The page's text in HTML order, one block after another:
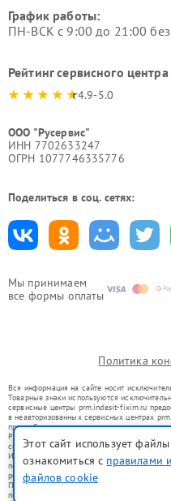
Мы принимаем
все формы оплаты
График работы:
ПН-ВСК с 9:00 до 21:00
Рейтинг сервисного центра
4.9-5.0
ООО "Русервис"
ИНН 7702633247
ОГРН 1077746335776
Поделиться в соц. сетях:
Политика
Вся информация на сайте носит
Товарные знаки используются
сервисные центры prm.indesit-fixim.ru
в неавторизованных сервисных центрах
правообладателями товарных знаков или
Ремонт осуществляется для устройств, уже
со статьей 1487 ГК РФ.
Использование товарных знаков не
потребителей в заблуждение, а служит для
ремонту техники указанных брендов.
Представленная на сайте информация не
положениями Статьи 437(2) Гражданского
Этот сайт использует
ознакомиться с правилами
файлов cookie